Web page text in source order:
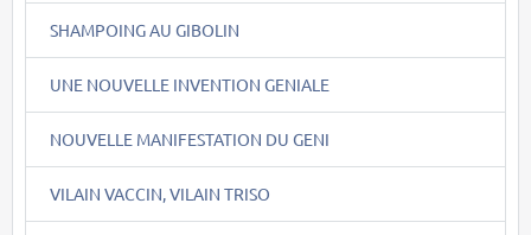
SHAMPOING AU GIBOLIN
UNE NOUVELLE INVENTION GENIALE
NOUVELLE MANIFESTATION DU GENI
VILAIN VACCIN, VILAIN TRISO